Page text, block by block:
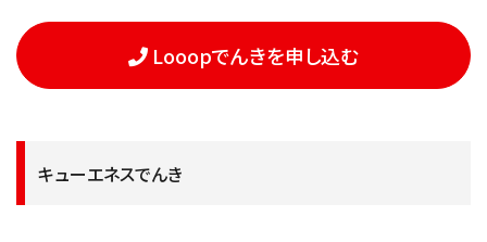
Looopでんきを申し込む
キューエネスでんき